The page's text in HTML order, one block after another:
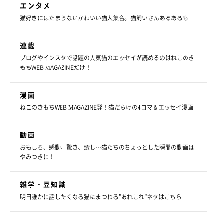
作者：響介
本業は作編曲家/猫マスター/サウンドプロデューサー/ギタリスト
こ。
毎日猫と追いかけっこしたいがために突如家を買う。日々曲を書
る、そんな〆切地獄の幸せな毎日を送っています。
ブログ：「変顔猫リュックと愉快な仲間達」Twitter：
エンタメ
猫好きにはたまらないかわいい猫大集合。猫飼いさんあるあるも
連載
ブログやインスタで話題の人気猫のエッセイが読めるのはねこのき
もちWEB MAGAZINEだけ！
漫画
ねこのきもちWEB MAGAZINE発！猫だらけの4コマ＆エッセイ漫画
動画
おもしろ、感動、驚き、癒し…猫たちのちょっとした瞬間の動画は
やみつきに！
雑学・豆知識
明日誰かに話したくなる猫にまつわる”あれこれ”ネタはこちら